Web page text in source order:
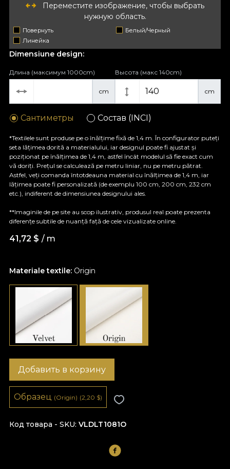
Переместите изображение, чтобы выбрать
нужную область.
Повернуть
Белый/Черный
Линейка
Materiale textile: Origin
Dimensiune design:
cm
Длина (максимум 1000cm)
cm
Высота (макс 140cm)
Сантиметры Состав (INCI)
*Textilele sunt produse pe o înălțime fixă de 1,4 m. În configurator puteți
seta lățimea dorită a materialului, iar designul poate fi ajustat și
poziționat pe înălțimea de 1,4 m, astfel încât modelul să fie exact cum
vă doriți. Prețul se calculează pe metru liniar, nu pe metru pătrat.
Astfel, veți comanda întotdeauna material cu înălțimea de 1,4 m, iar
lățimea poate fi personalizată (de exemplu 100 cm, 200 cm, 232 cm
etc.), indiferent de dimensiunea designului ales.
**Imaginile de pe site au scop ilustrativ, produsul real poate prezenta
diferențe subtile de nuanță față de cele vizualizate online.
41,72 $ / m
Код товара - SKU VLDLT1081O
Добавить в корзину
Образец (Origin) (2,20 $)